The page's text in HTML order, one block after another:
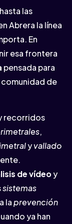
las
Abrera la línea
En
esa frontera
pensada para
de
recorridos
,
yvallado
de vídeoy
sistemas
laprevención
ya han